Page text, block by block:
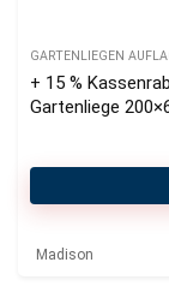
GARTENLIEGEN
+ 15 %
Gartenliege
Madison